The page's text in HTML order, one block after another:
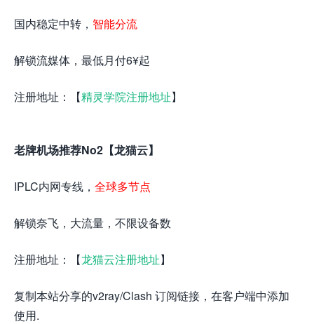
国内稳定中转， 智能分流
解锁流媒体，最低月付6¥起
注册地址：【精灵学院注册地址】
老牌机场推荐No2【龙猫云】
IPLC内网专线， 全球多节点
解锁奈飞，大流量，不限设备数
注册地址：【龙猫云注册地址】
复制本站分享的v2ray/Clash 订阅链接，在客户端中添加
使用.